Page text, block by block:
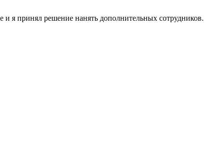
я принял решение нанять дополнительных сотрудников.